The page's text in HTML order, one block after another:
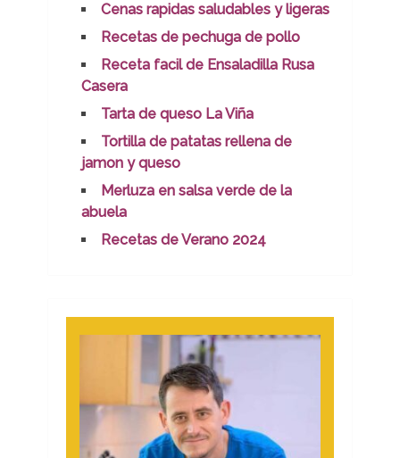
Cenas rapidas saludables y ligeras
Recetas de pechuga de pollo
Receta facil de Ensaladilla Rusa
Casera
Tarta de queso La Viña
Tortilla de patatas rellena de
jamon y queso
Merluza en salsa verde de la
abuela
Recetas de Verano 2024